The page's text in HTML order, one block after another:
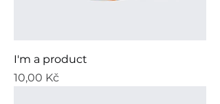
I'm a product
Cena
10,00 Kč